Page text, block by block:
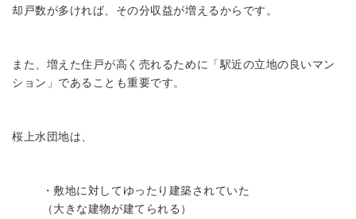
却戸数が多ければ、その分収益が増えるからです。
また、増えた住戸が高く売れるために「駅近の立地の良いマン
ション」であることも重要です。
桜上水団地は、
・敷地に対してゆったり建築されていた
（大きな建物が建てられる）